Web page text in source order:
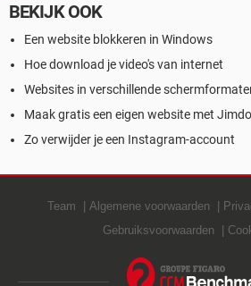
BEKIJK OOK
Een website blokkeren in Windows
Hoe download je video's van internet
Websites in verschillende
Maak gratis een eigen website met Jimdo
Zo verwijder je een Instagram-account
Team Algemene voorwaarden
Gebruiksvoorwaarden